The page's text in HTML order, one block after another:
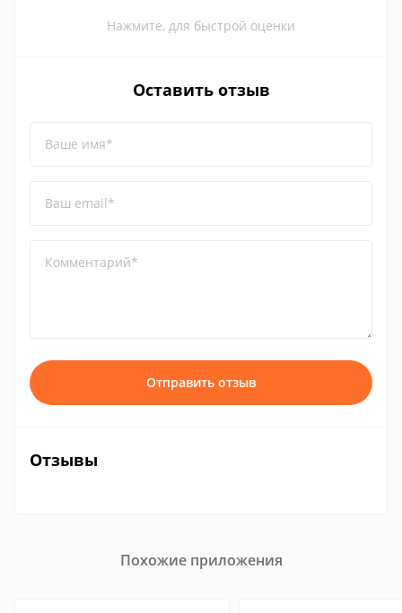
Нажмите, для быстрой оценки
Оставить отзыв
Ваше имя*
Ваш email*
Комментарий*
Отправить отзыв
Отзывы
Похожие приложения